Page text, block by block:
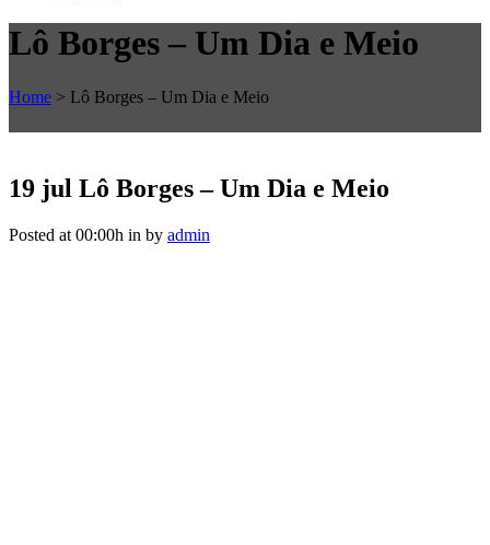
Lô Borges – Um Dia e Meio
Home > Lô Borges – Um Dia e Meio
19 jul Lô Borges – Um Dia e Meio
Posted at 00:00h in by admin